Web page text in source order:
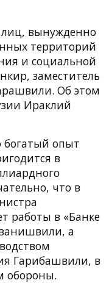
вынужденно
территорий
и социальной
заместитель
Об этом
Ираклий
богатый опыт
в
что в
работы в «Банке
а
Гарибашвили, в
обороны.